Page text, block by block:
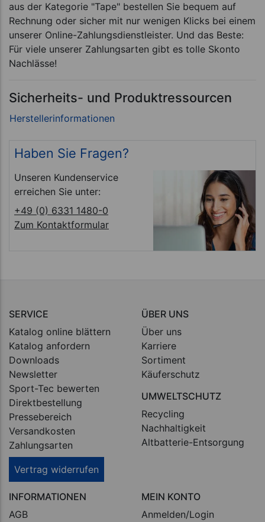
aus der Kategorie "Tape" bestellen Sie bequem auf
Rechnung oder sicher mit nur wenigen Klicks bei einem
unserer Online-Zahlungsdienstleister. Und das Beste:
Für viele unserer Zahlungsarten gibt es tolle Skonto
Nachlässe!
Sicherheits- und Produktressourcen
Haben Sie Fragen?
Unseren Kundenservice
erreichen Sie unter:
+49 (0) 6331 1480-0
Zum Kontaktformular
SERVICE
Katalog online blättern
Katalog anfordern
Downloads
Newsletter
Sport-Tec bewerten
Direktbestellung
Pressebereich
Versandkosten
Zahlungsarten
Vertrag widerrufen
ÜBER UNS
Über uns
Karriere
Sortiment
Käuferschutz
UMWELTSCHUTZ
Recycling
Nachhaltigkeit
Altbatterie-Entsorgung
INFORMATIONEN
AGB
MEIN KONTO
Anmelden/Login